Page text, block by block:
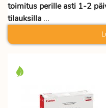
toimitus perille asti 1-2
tilauksilla ...